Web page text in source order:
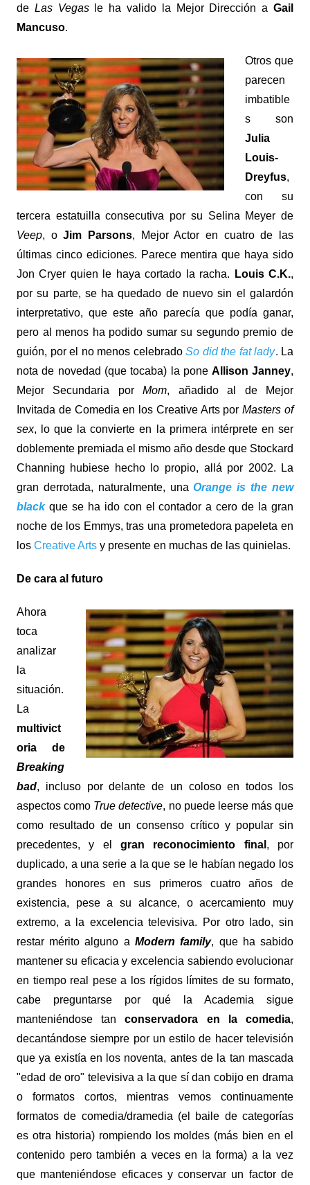
de Las Vegasle ha valido la Mejor Dirección aGail
Mancuso.
Otros que
parecen
imbatible
s son
Julia
Louis-
Dreyfus,
con su
tercera estatuilla consecutiva por su Selina Meyer de
Veep, oJim Parsons, Mejor Actor en cuatro de las
últimas cinco ediciones. Parece mentira que haya sido
Jon Cryer quien le haya cortado la racha.
Louis C.K.,
por su parte, se ha quedado de nuevo sin el galardón
interpretativo, que este año parecía que podía ganar,
pero al menos ha podido sumar su segundo premio de
guión, por el no menos celebradoSo did the fat lady. La
nota de novedad (que tocaba) la pone Allison Janney,
Mejor Secundaria porMom, añadido al de Mejor
Invitada de Comedia en los Creative Arts porMasters of
sex, lo que la convierte en la primera intérprete en ser
doblemente premiada el mismo año desde que Stockard
Channing hubiese hecho lo propio, allá por 2002. La
gran derrotada, naturalmente, unaOrange is the new
black que se ha ido con el contador a cero de la gran
noche de los Emmys, tras una prometedora papeleta en
los Creative Artsy presente en muchas de las quinielas.
De cara al futuro
Ahora
toca
analizar
la
situación.
La
multivict
oria de
Breaking
bad, incluso por delante de un coloso en todos los
aspectos como True detective, no puede leerse más que
como resultado de un consenso crítico y popular sin
precedentes, y el gran reconocimiento final , por
duplicado, a una serie a la que se le habían negado los
grandes honores en sus primeros cuatro años de
existencia, pese a su alcance, o acercamiento muy
extremo, a la excelencia televisiva. Por otro lado, sin
restar mérito alguno a Modern family, que ha sabido
mantener su eficacia y excelencia sabiendo evolucionar
en tiempo real pese a los rígidos límites de su formato,
cabe preguntarse por qué la Academia sigue
manteniéndose tanconservadora en la comedia,
decantándose siempre por un estilo de hacer televisión
que ya existía en los noventa, antes de la tan mascada
"edad de oro" televisiva a la que sí dan cobijo en drama
o formatos cortos, mientras vemos continuamente
formatos de comedia/dramedia (el baile de categorías
es otra historia) rompiendo los moldes (más bien en el
contenido pero también a veces en la forma) a la vez
que manteniéndose eficaces y conservar un factor de